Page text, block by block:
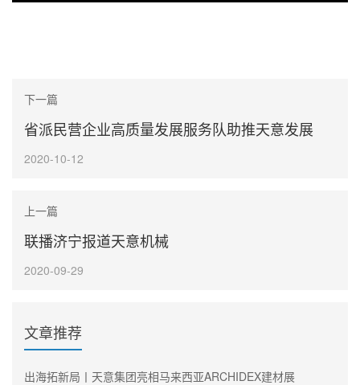
下一篇
省派民营企业高质量发展服务队助推天意发展
2020-10-12
上一篇
联播济宁报道天意机械
2020-09-29
文章推荐
出海拓新局丨天意集团亮相马来西亚ARCHIDEX建材展